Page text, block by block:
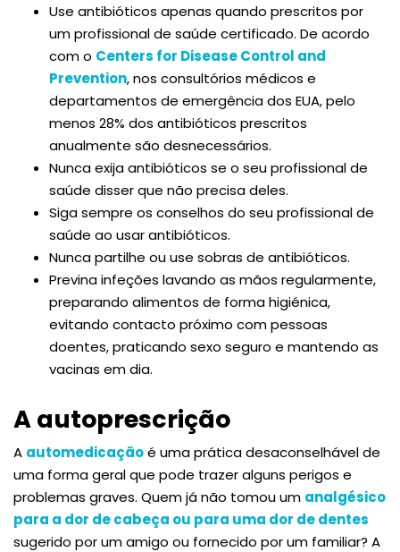
Use antibióticos apenas quando prescritos por
um profissional de saúde certificado. De acordo
com o Centers for Disease Control and
Prevention, nos consultórios médicos e
departamentos de emergência dos EUA, pelo
menos 28% dos antibióticos prescritos
anualmente são desnecessários.
Nunca exija antibióticos se o seu profissional de
saúde disser que não precisa deles.
Siga sempre os conselhos do seu profissional de
saúde ao usar antibióticos.
Nunca partilhe ou use sobras de antibióticos.
Previna infeções lavando as mãos regularmente,
preparando alimentos de forma higiénica,
evitando contacto próximo com pessoas
doentes, praticando sexo seguro e mantendo as
vacinas em dia.
A autoprescrição
A automedicaçãoé uma prática desaconselhável de
uma forma geral que pode trazer alguns perigos e
problemas graves. Quem já não tomou um analgésico
para a dor de cabeça ou para uma dor de dentes
sugerido por um amigo ou fornecido por um familiar? A